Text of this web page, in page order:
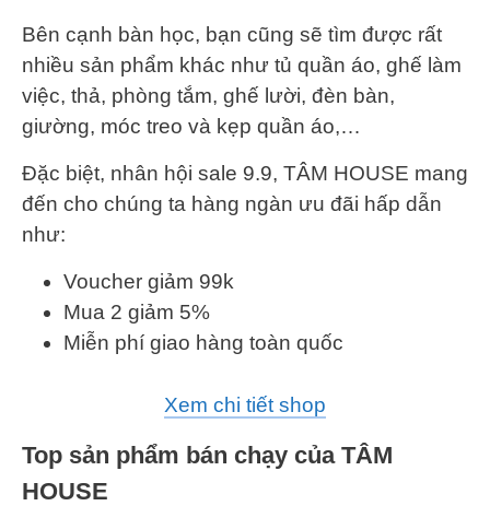
Bên cạnh bàn học, bạn cũng sẽ tìm được rất
nhiều sản phẩm khác như tủ quần áo, ghế làm
việc, thả, phòng tắm, ghế lười, đèn bàn,
giường, móc treo và kẹp quần áo,…
Đặc biệt, nhân hội sale 9.9, TÂM HOUSE mang
đến cho chúng ta hàng ngàn ưu đãi hấp dẫn
như:
Voucher giảm 99k
Mua 2 giảm 5%
Miễn phí giao hàng toàn quốc
Xem chi tiết shop
Top sản phẩm bán chạy của TÂM
HOUSE